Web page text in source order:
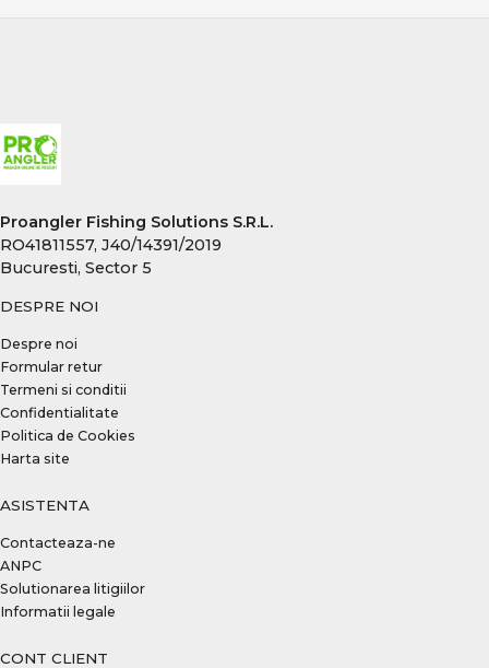
Proangler Fishing Solutions S.R.L.
RO41811557, J40/14391/2019
Bucuresti, Sector 5
DESPRE NOI
Despre noi
Formular retur
Termeni si conditii
Confidentialitate
Politica de Cookies
Harta site
ASISTENTA
Contacteaza-ne
ANPC
Solutionarea litigiilor
Informatii legale
CONT CLIENT